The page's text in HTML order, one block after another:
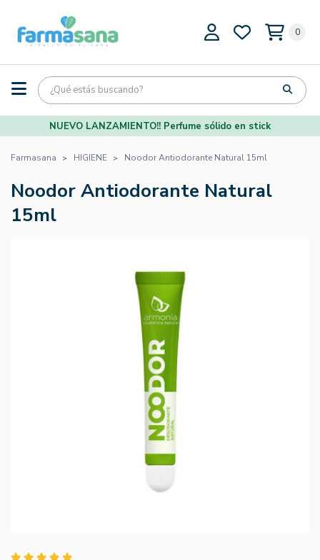
0
NUEVO LANZAMIENTO!! Perfume sólido en stick
Farmasana HIGIENE Noodor Antiodorante Natural 15ml
Noodor Antiodorante Natural
15ml